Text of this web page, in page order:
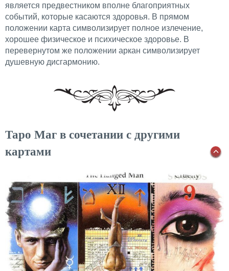
является предвестником вполне благоприятных
событий, которые касаются здоровья. В прямом
положении карта символизирует полное излечение,
хорошее физическое и психическое здоровье. В
перевернутом же положении аркан символизирует
душевную дисгармонию.
Таро Маг в сочетании с другими
картами